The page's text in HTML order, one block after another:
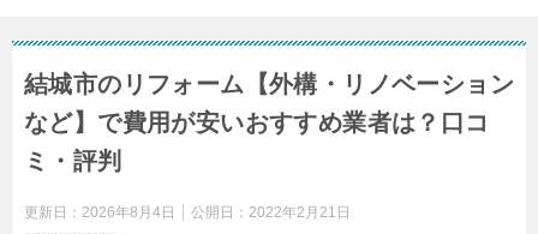
結城市のリフォーム【外構・リノベーション
など】で費用が安いおすすめ業者は？口コ
ミ・評判
更新日： 2026年8月4日 公開日： 2022年2月21日